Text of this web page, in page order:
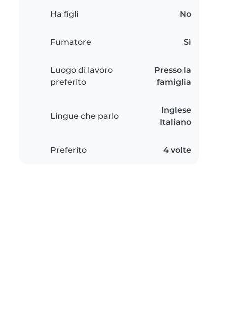
Ha figli No
Fumatore Sì
Luogo di lavoro
preferito
Presso la
famiglia
Lingue che parlo
Inglese
Italiano
Preferito 4 volte